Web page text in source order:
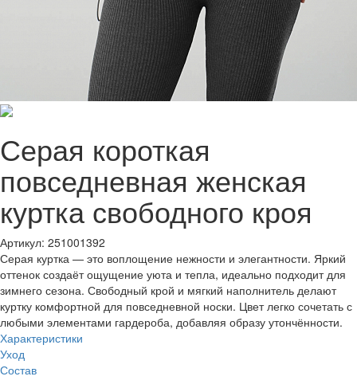
Серая короткая
повседневная женская
куртка свободного кроя
Артикул: 251001392
Серая куртка — это воплощение нежности и элегантности. Яркий
оттенок создаёт ощущение уюта и тепла, идеально подходит для
зимнего сезона. Свободный крой и мягкий наполнитель делают
куртку комфортной для повседневной носки. Цвет легко сочетать с
любыми элементами гардероба, добавляя образу утончённости.
Характеристики
Уход
Состав